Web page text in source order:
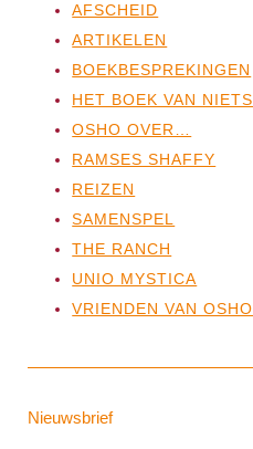
AFSCHEID
ARTIKELEN
BOEKBESPREKINGEN
HET BOEK VAN NIETS
OSHO OVER…
RAMSES SHAFFY
REIZEN
SAMENSPEL
THE RANCH
UNIO MYSTICA
VRIENDEN VAN OSHO
Nieuwsbrief